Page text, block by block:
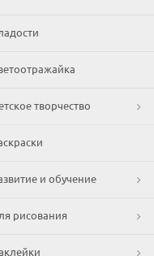
творчество
и обучение
рисования